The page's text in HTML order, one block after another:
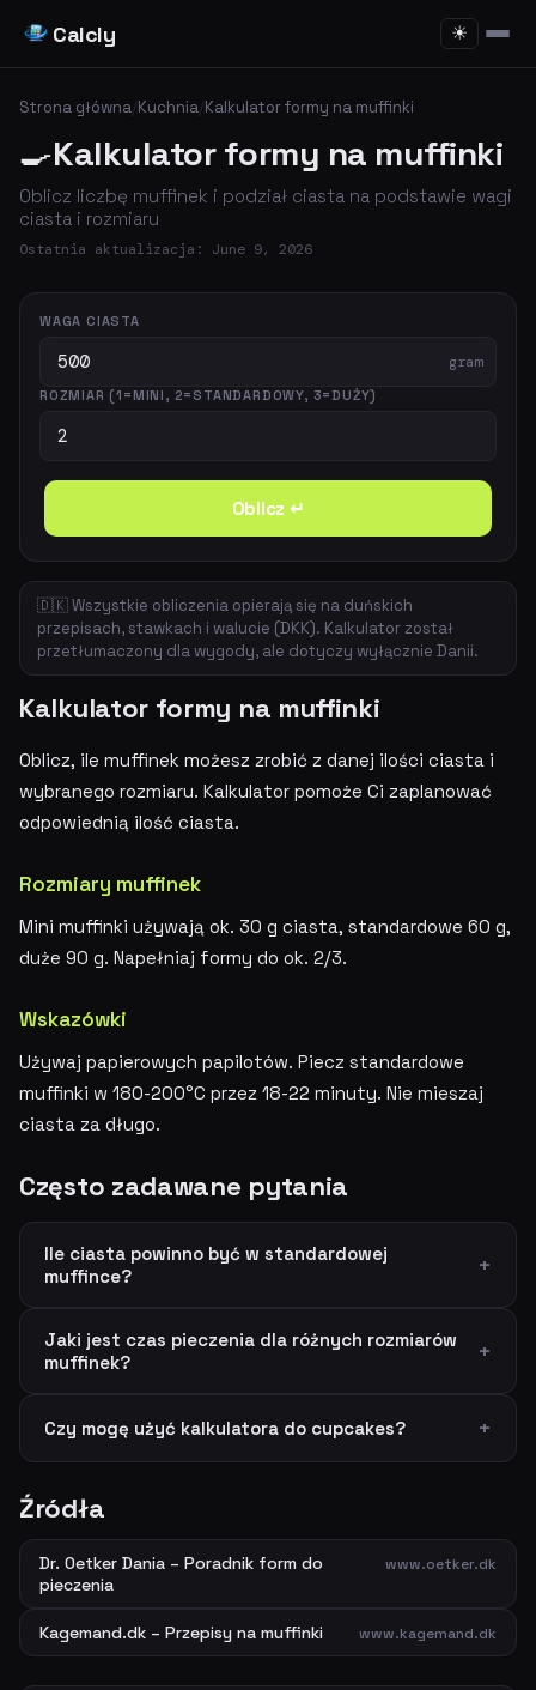
Calcly ☀
Strona główna/Kuchnia/Kalkulator formy na muffinki
🍳Kalkulator formy na muffinki
Oblicz liczbę muffinek i podział ciasta na podstawie wagi
ciasta i rozmiaru
Ostatnia aktualizacja: June 9, 2026
WAGA CIASTA
gram
ROZMIAR (1=MINI, 2=STANDARDOWY, 3=DUŻY)
Oblicz ↵
🇩🇰 Wszystkie obliczenia opierają się na duńskich
przepisach, stawkach i walucie (DKK). Kalkulator został
przetłumaczony dla wygody, ale dotyczy wyłącznie Danii.
Kalkulator formy na muffinki
Oblicz, ile muffinek możesz zrobić z danej ilości ciasta i
wybranego rozmiaru. Kalkulator pomoże Ci zaplanować
odpowiednią ilość ciasta.
Rozmiary muffinek
Mini muffinki używają ok. 30 g ciasta, standardowe 60 g,
duże 90 g. Napełniaj formy do ok. 2/3.
Wskazówki
Używaj papierowych papilotów. Piecz standardowe
muffinki w 180-200°C przez 18-22 minuty. Nie mieszaj
ciasta za długo.
Często zadawane pytania
Ile ciasta powinno być w standardowej
muffince?
Jaki jest czas pieczenia dla różnych rozmiarów
muffinek?
Czy mogę użyć kalkulatora do cupcakes?
Źródła
Dr. Oetker Dania – Poradnik form do
pieczenia
www.oetker.dk
Kagemand.dk – Przepisy na muffinki www.kagemand.dk